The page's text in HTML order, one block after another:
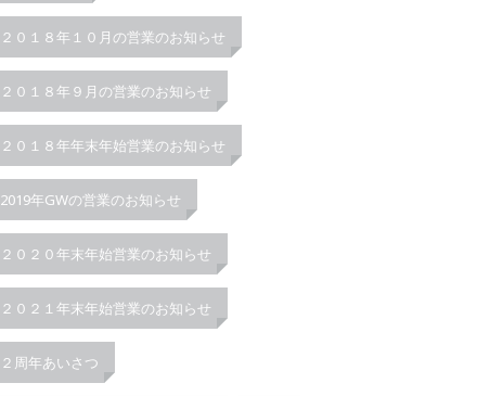
２０１８年１０月の営業のお知らせ
２０１８年９月の営業のお知らせ
２０１８年年末年始営業のお知らせ
2019年GWの営業のお知らせ
２０２０年末年始営業のお知らせ
２０２１年末年始営業のお知らせ
２周年あいさつ